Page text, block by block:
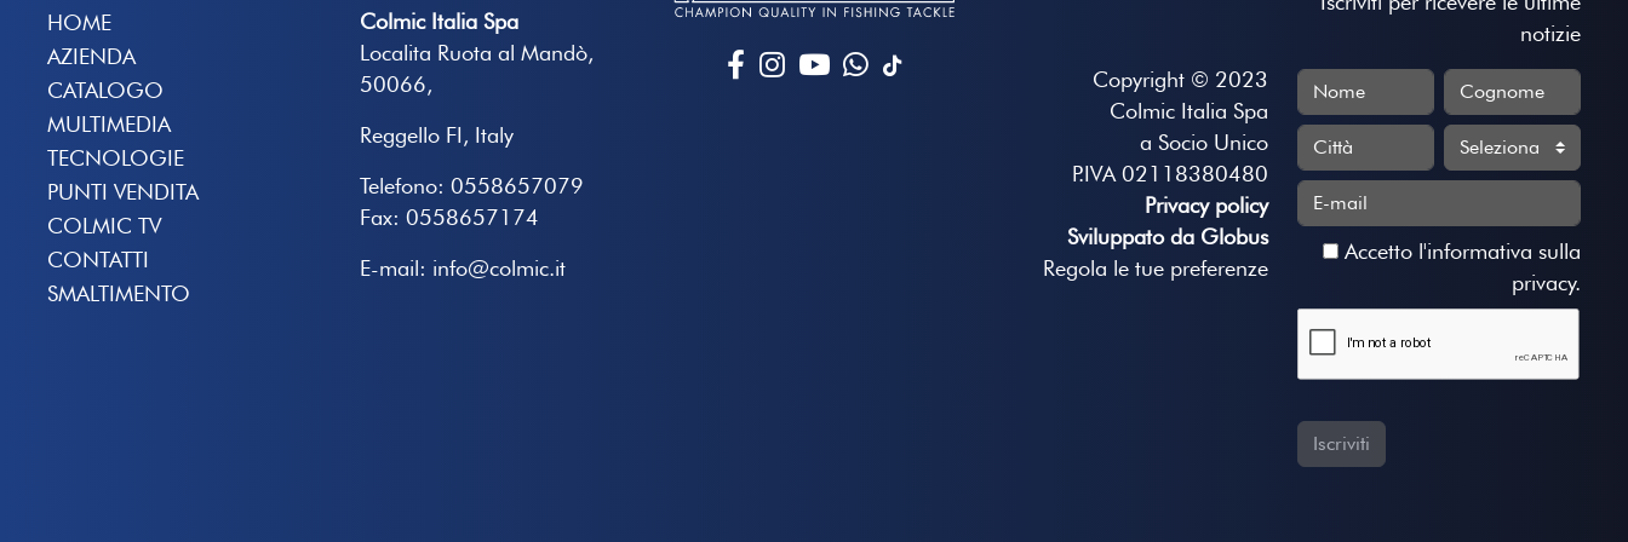
HOME
AZIENDA
CATALOGO
MULTIMEDIA
TECNOLOGIE
PUNTI VENDITA
COLMIC TV
CONTATTI
SMALTIMENTO
Colmic Italia Spa
Localita Ruota al Mandò,
50066,
Reggello FI, Italy
Telefono: 0558657079
Fax: 0558657174
E-mail: info@colmic.it
Copyright © 2023
Colmic Italia Spa
a Socio Unico
P.IVA 02118380480
Privacy policy
Sviluppato da Globus
Regola le tue preferenze
notizie
Accetto l'informativa sulla
privacy.
Iscriviti